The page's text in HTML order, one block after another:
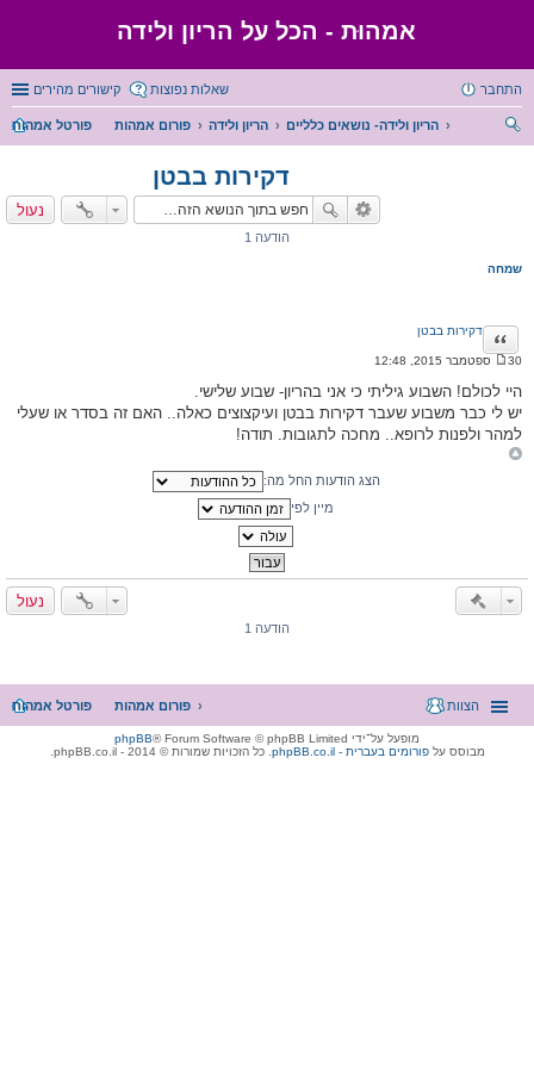
אמהוּת - הכל על הריון ולידה
קישורים מהירים שאלות נפוצות התחבר
פורטל אמהות פורום אמהות הריון ולידה
הריון ולידה- נושאים כלליים
דקירות בבטן
נעול
הודעה 1
שמחה
דקירות בבטן ציטוט
ו
ד
ע
ה
30 ספטמבר 2015, 12:48
היי לכולם! השבוע גיליתי כי אני בהריון- שבוע שלישי.
יש לי כבר משבוע שעבר דקירות בבטן ועיקצוצים כאלה.. האם זה בסדר או שעלי
למהר ולפנות לרופא.. מחכה לתגובות. תודה!
הצג הודעות החל מה:
מיין לפי
נעול
הודעה 1
פורטל אמהות פורום אמהות הצוות
מופעל על־ידי phpBB® Forum Software © phpBB Limited
מבוסס עלphpBB.co.il - פורומים בעברית . כל הזכויות שמורות © 2014 - phpBB.co.il.